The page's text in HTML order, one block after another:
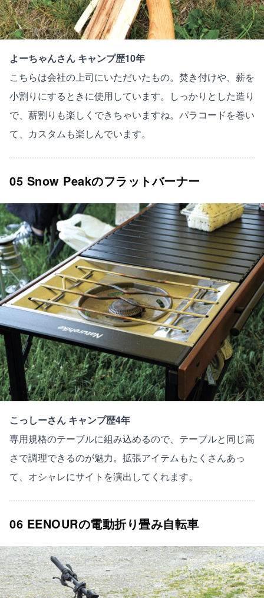
よーちゃんさん キャンプ歴10年
こちらは会社の上司にいただいたもの。焚き付けや、薪を
小割りにするときに使用しています。しっかりとした造り
で、薪割りも楽しくできちゃいますね。パラコードを巻い
て、カスタムも楽しんでいます。
05 Snow Peakのフラットバーナー
こっしーさん キャンプ歴4年
専用規格のテーブルに組み込めるので、テーブルと同じ高
さで調理できるのが魅力。拡張アイテムもたくさんあっ
て、オシャレにサイトを演出してくれます。
06 EENOURの電動折り畳み自転車